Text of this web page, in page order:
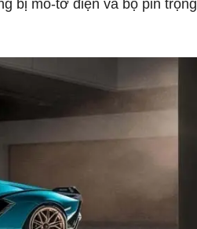
bị mô-tơ điện và bộ pin trọng